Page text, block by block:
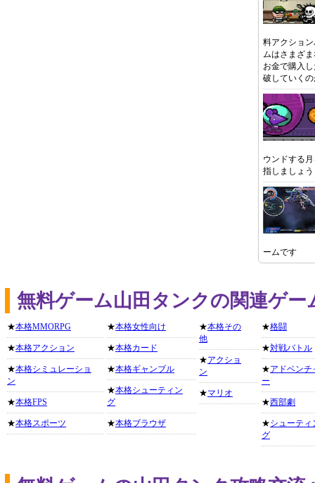
料アクショ
ムはさまざ
お金で購入
破していく
ウンドする
指しましょ
ームです
無料ゲーム山田タンクの関連ゲー
★本格MMORPG
★本格アクション
★本格シミュレーショ
ン
★本格FPS
★本格スポーツ
★本格女性向け
★本格カード
★本格ギャンブル
★本格シューティン
グ
★本格ブラウザ
★本格その
他
★アクショ
ン
★マリオ
★格闘
★対戦バトル
★アドベンチ
ー
★西部劇
★シューティ
グ